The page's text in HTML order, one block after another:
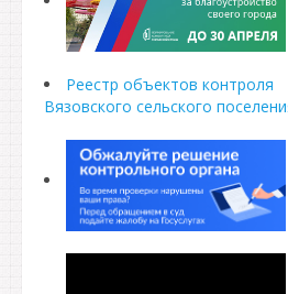
Реестр объектов контроля
Вязовского сельского